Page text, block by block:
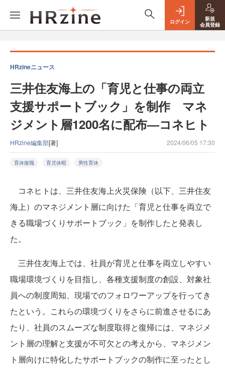
ログイン
新規
会員登録
HRzineニュース
三井住友海上の「育児と仕事の両立
支援サポートブック」を制作 マネ
ジメント層1200名に配布—コネヒト
HRzine編集部[著] 2024/06/05 17:30
育休復職 育児休暇 男性育休
コネヒトは、三井住友海上火災保険（以下、三井住友
海上）のマネジメント層に向けた「育児と仕事を両立で
きる職場づくりサポートブック」を制作したと発表し
た。
三井住友海上では、社員が育児と仕事を両立しやすい
職場環境づくりを目指し、各種支援制度の創設、対象社
員への制度周知、現場でのフォロワーアップを行ってき
たという。これらの環境づくりをさらに前進させるにあ
たり、社員のスムーズな制度取得と復帰には、マネジメ
ント層の理解と支援が不可欠との考えから、マネジメン
ト層向けに特化したサポートブックの制作に至ったとし